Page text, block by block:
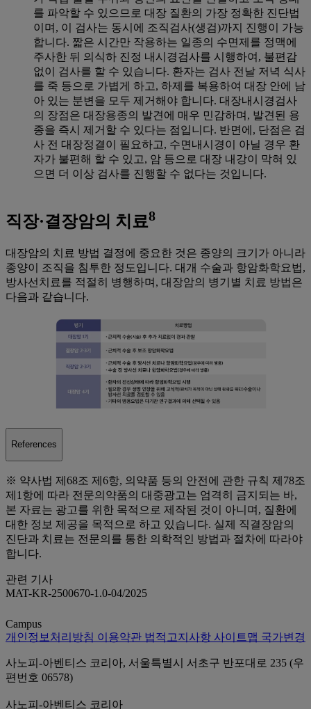
를 파악할 수 있으므로 대장 질환의 가장 정확한 진단법
이며, 이 검사는 동시에 조직검사(생검)까지 진행이 가능
합니다. 짧은 시간만 작용하는 일종의 수면제를 정맥에
주사한 뒤 의식하 진정 내시경검사를 시행하여, 불편감
없이 검사를 할 수 있습니다. 환자는 검사 전날 저녁 식사
를 죽 등으로 가볍게 하고, 하제를 복용하여 대장 안에 남
아 있는 분변을 모두 제거해야 합니다. 대장내시경검사
의 장점은 대장용종의 발견에 매우 민감하며, 발견된 용
종을 즉시 제거할 수 있다는 점입니다. 반면에, 단점은 검
사 전 대장정결이 필요하고, 수면내시경이 아닐 경우 환
자가 불편해 할 수 있고, 암 등으로 대장 내강이 막혀 있
으면 더 이상 검사를 진행할 수 없다는 것입니다.
직장·결장암의 치료8
대장암의 치료 방법 결정에 중요한 것은 종양의 크기가 아니라
종양이 조직을 침투한 정도입니다. 대개 수술과 항암화학요법,
방사선치료를 적절히 병행하며, 대장암의 병기별 치료 방법은
다음과 같습니다.
References
※ 약사법 제68조 제6항, 의약품 등의 안전에 관한 규칙 제78조
제1항에 따라 전문의약품의 대중광고는 엄격히 금지되는 바,
본 자료는 광고를 위한 목적으로 제작된 것이 아니며, 질환에
대한 정보 제공을 목적으로 하고 있습니다. 실제 직결장암의
진단과 치료는 전문의를 통한 의학적인 방법과 절차에 따라야
합니다.
관련 기사
MAT-KR-2500670-1.0-04/2025
Campus
개인정보처리방침 이용약관 법적고지사항 사이트맵 국가변경
사노피-아벤티스 코리아, 서울특별시 서초구 반포대로 235 (우
편번호 06578)
사노피-아벤티스 코리아